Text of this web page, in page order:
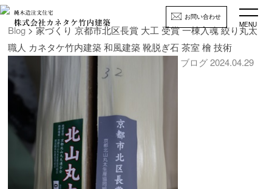
お問い合わせ
MENU
Blog> 家づくり 京都市北区長賞 大工 受賞 一棟入魂 絞り丸太
職人 カネタケ竹内建築 和風建築 靴脱ぎ石 茶室 檜 技術
ブログ2024.04.29